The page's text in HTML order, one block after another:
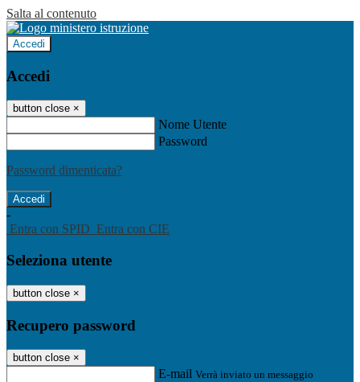
Salta al contenuto
Accedi
Accedi
button close ×
Nome Utente
Password
Password dimenticata?
-
Entra con SPID Entra con CIE
Seleziona utente
button close ×
Recupero password
button close ×
E-mail Verrà inviato un messaggio